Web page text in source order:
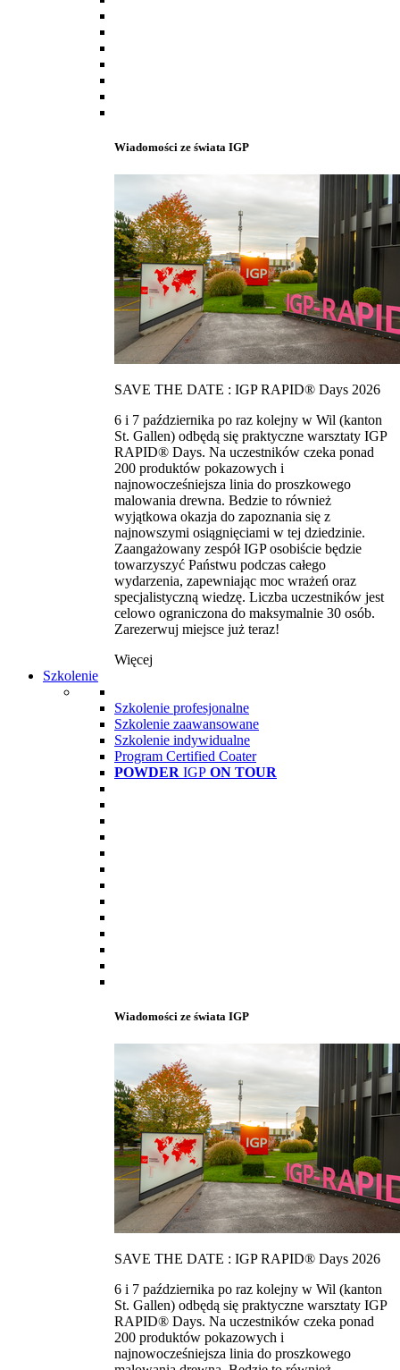
Wiadomości ze świata IGP
SAVE THE DATE : IGP RAPID® Days 2026
6 i 7 października po raz kolejny w Wil (kanton
St. Gallen) odbędą się praktyczne warsztaty IGP
RAPID® Days. Na uczestników czeka ponad
200 produktów pokazowych i
najnowocześniejsza linia do proszkowego
malowania drewna. Bedzie to również
wyjątkowa okazja do zapoznania się z
najnowszymi osiągnięciami w tej dziedzinie.
Zaangażowany zespół IGP osobiście będzie
towarzyszyć Państwu podczas całego
wydarzenia, zapewniając moc wrażeń oraz
specjalistyczną wiedzę. Liczba uczestników jest
celowo ograniczona do maksymalnie 30 osób.
Zarezerwuj miejsce już teraz!
Więcej
Szkolenie
Szkolenie profesjonalne
Szkolenie zaawansowane
Szkolenie indywidualne
Program Certified Coater
POWDER IGP ON TOUR
Wiadomości ze świata IGP
SAVE THE DATE : IGP RAPID® Days 2026
6 i 7 października po raz kolejny w Wil (kanton
St. Gallen) odbędą się praktyczne warsztaty IGP
RAPID® Days. Na uczestników czeka ponad
200 produktów pokazowych i
najnowocześniejsza linia do proszkowego